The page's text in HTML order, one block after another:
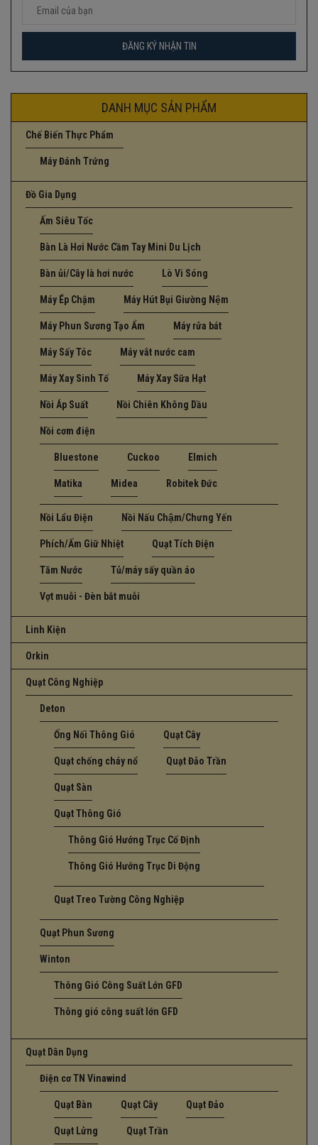
DANH MỤC SẢN PHẨM
Chế Biến Thực Phẩm
Máy Đánh Trứng
Đồ Gia Dụng
Ấm Siêu Tốc
Bàn Là Hơi Nước Cầm Tay Mini Du Lịch
Bàn ủi/Cây là hơi nước Lò Vi Sóng
Máy Ép Chậm Máy Hút Bụi Giường Nệm
Máy Phun Sương Tạo Ẩm Máy rửa bát
Máy Sấy Tóc Máy vắt nước cam
Máy Xay Sinh Tố Máy Xay Sữa Hạt
Nồi Áp Suất Nồi Chiên Không Dầu
Nồi cơm điện
Bluestone Cuckoo Elmich
Matika Midea Robitek Đức
Nồi Lẩu Điện Nồi Nấu Chậm/Chưng Yến
Phích/Ấm Giữ Nhiệt Quạt Tích Điện
Tăm Nước Tủ/máy sấy quần áo
Vợt muỗi - Đèn bắt muỗi
Linh Kiện
Orkin
Quạt Công Nghiệp
Deton
Ống Nối Thông Gió Quạt Cây
Quạt chống cháy nổ Quạt Đảo Trần
Quạt Sàn
Quạt Thông Gió
Thông Gió Hướng Trục Cố Định
Thông Gió Hướng Trục Di Động
Quạt Treo Tường Công Nghiệp
Quạt Phun Sương
Winton
Thông Gió Công Suất Lớn GFD
Thông gió công suất lớn GFD
Quạt Dân Dụng
Điện cơ TN Vinawind
Quạt Bàn Quạt Cây Quạt Đảo
Quạt Lửng Quạt Trần